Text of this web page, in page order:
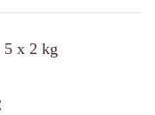
5 x 2 kg